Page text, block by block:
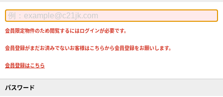
会員限定物件のため閲覧するにはログインが必要です。
会員登録がまだお済みでないお客様はこちらから会員登録をお願いします。
会員登録はこちら
パスワード